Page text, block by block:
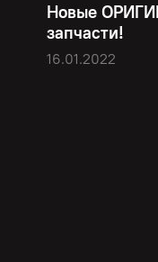
Новые
запчасти!
16.01.2022